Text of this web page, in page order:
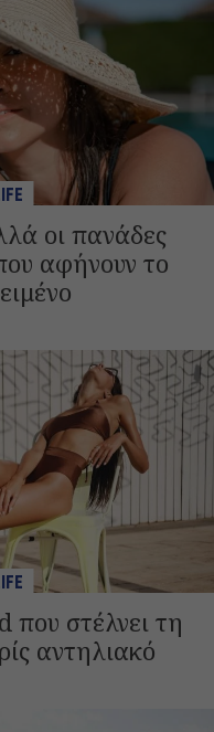
οι πανάδες
αφήνουν το
στέλνει τη
αντηλιακό